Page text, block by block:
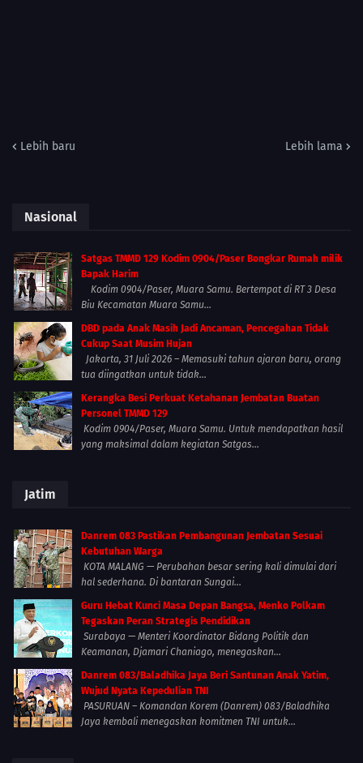
Lebih baru Lebih lama
Nasional
Satgas TMMD 129 Kodim 0904/Paser Bongkar Rumah milik
Bapak Harim
Kodim 0904/Paser, Muara Samu. Bertempat di RT 3 Desa
Biu Kecamatan Muara Samu...
DBD pada Anak Masih Jadi Ancaman, Pencegahan Tidak
Cukup Saat Musim Hujan
Jakarta, 31 Juli 2026 – Memasuki tahun ajaran baru, orang
tua diingatkan untuk tidak...
Kerangka Besi Perkuat Ketahanan Jembatan Buatan
Personel TMMD 129
Kodim 0904/Paser, Muara Samu. Untuk mendapatkan hasil
yang maksimal dalam kegiatan Satgas...
Jatim
Danrem 083 Pastikan Pembangunan Jembatan Sesuai
Kebutuhan Warga
KOTA MALANG — Perubahan besar sering kali dimulai dari
hal sederhana. Di bantaran Sungai...
Guru Hebat Kunci Masa Depan Bangsa, Menko Polkam
Tegaskan Peran Strategis Pendidikan
Surabaya — Menteri Koordinator Bidang Politik dan
Keamanan, Djamari Chaniago, menegaskan...
Danrem 083/Baladhika Jaya Beri Santunan Anak Yatim,
Wujud Nyata Kepedulian TNI
PASURUAN – Komandan Korem (Danrem) 083/Baladhika
Jaya kembali menegaskan komitmen TNI untuk...